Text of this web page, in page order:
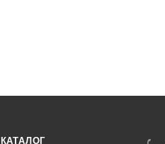
КАТАЛОГ